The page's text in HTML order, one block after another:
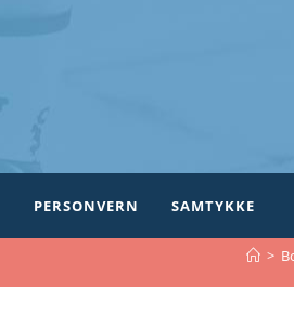
PERSONVERN SAMTYKKE
>